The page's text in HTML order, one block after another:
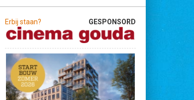
Erbij staan? GESPONSORD